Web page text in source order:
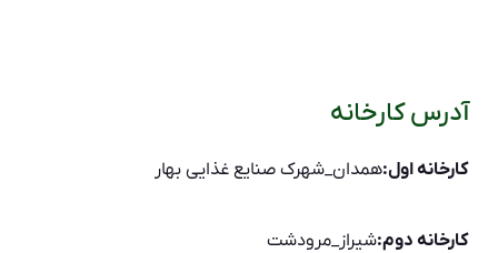
آدرس کارخانه
کارخانه اول:همدان_شهرک صنایع غذایی بهار
کارخانه دوم:شیراز_مرودشت